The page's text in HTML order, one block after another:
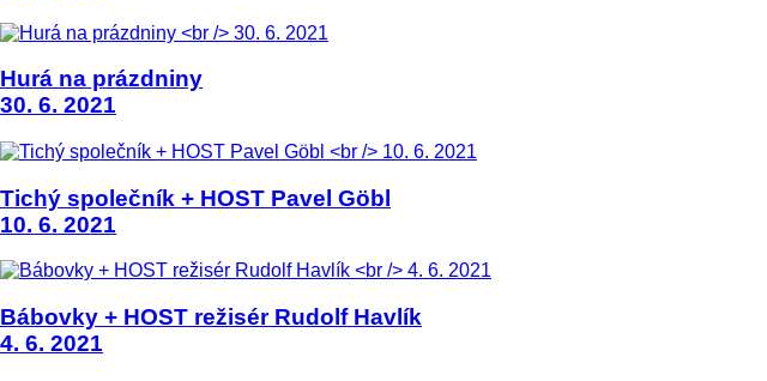
Hurá na prázdniny
30. 6. 2021
Tichý společník + HOST Pavel Göbl
10. 6. 2021
Bábovky + HOST režisér Rudolf Havlík
4. 6. 2021